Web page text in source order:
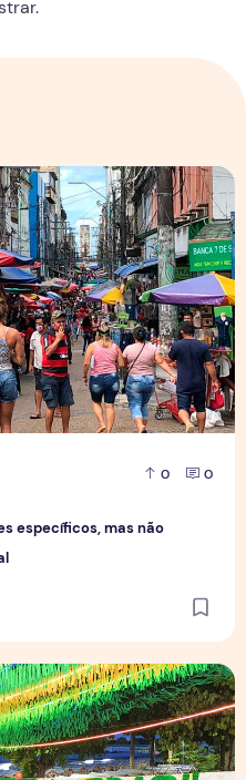
0 0
específicos, mas não
específicos, mas não
moradores e